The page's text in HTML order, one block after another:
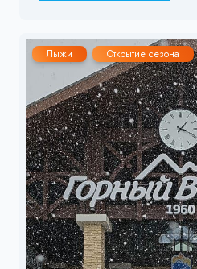
Лыжи Открытие сезона